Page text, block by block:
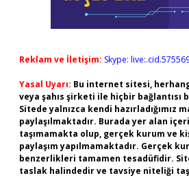
Reklam ve İletişim: Skype:
Yasal Uyarı: Bu internet sitesi,
veya şahıs şirketi ile hiçbir bağlantısı
Sitede yalnızca kendi hazırladığımız
paylaşılmaktadır. Burada yer alan
taşımamakta olup, gerçek kurum ve
paylaşım yapılmamaktadır. Gerçek
benzerlikleri tamamen tesadüfidir.
taslak halindedir ve tavsiye niteliği